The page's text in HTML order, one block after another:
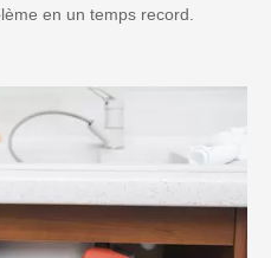
en un temps record.